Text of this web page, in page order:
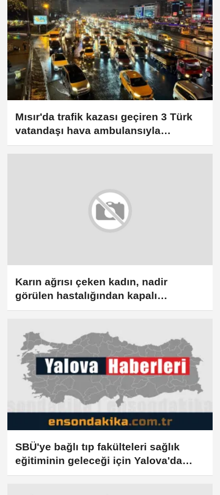
Mısır'da trafik kazası geçiren 3 Türk
vatandaşı hava ambulansıyla
Türkiye'ye getirildi
Karın ağrısı çeken kadın, nadir
görülen hastalığından kapalı
ameliyatla kurtuldu
SBÜ'ye bağlı tıp fakülteleri sağlık
eğitiminin geleceği için Yalova'da
buluştu